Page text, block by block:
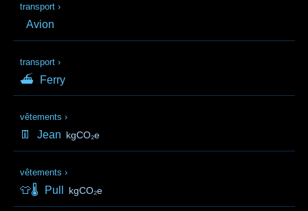
transport ›
Avion
transport ›
⛴ Ferry
vêtements ›
👖 Jean kgCO₂e
vêtements ›
👕🌡️ Pull kgCO₂e